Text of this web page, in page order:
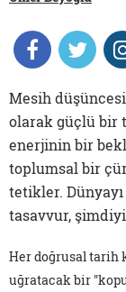
Mesih
olarak güçlü bir
enerjinin bir
toplumsal bir
tetikler.
tasavvur,
Her doğrusal tarih
uğratacak bir